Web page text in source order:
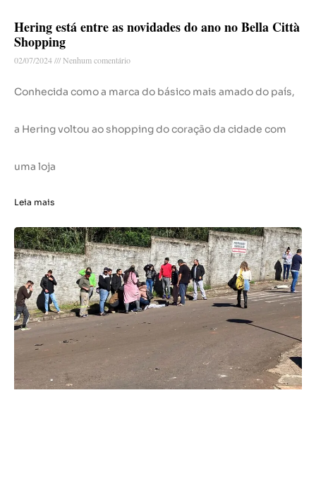
Hering está entre as novidades do ano no Bella Città
Shopping
02/07/2024 Nenhum comentário
Conhecida como a marca do básico mais amado do país,
a Hering voltou ao shopping do coração da cidade com
uma loja
Leia mais